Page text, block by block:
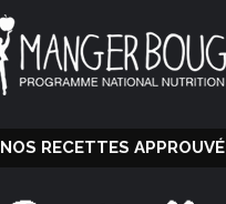
NOS RECETTES